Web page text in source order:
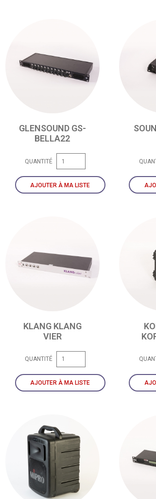
GLENSOUND GS-
BELLA22
QUANTITÉ
AJOUTER À MA LISTE
KLANG KLANG
VIER
QUANTITÉ
AJOUTER À MA LISTE